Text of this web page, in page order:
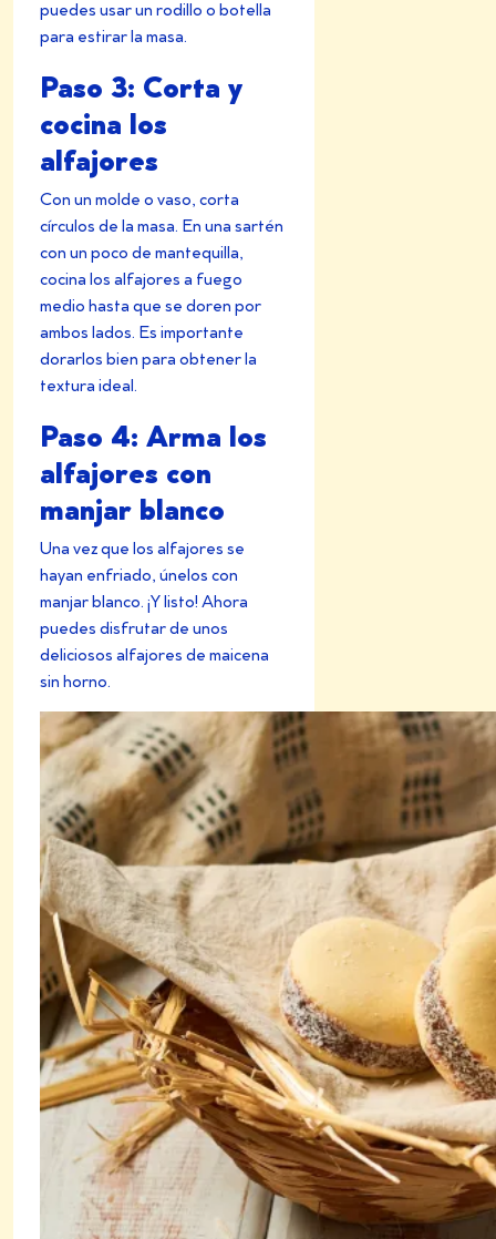
puedes usar un rodillo o botella
para estirar la masa.
Paso 3: Corta y
cocina los
alfajores
Con un molde o vaso, corta
círculos de la masa. En una sartén
con un poco de mantequilla,
cocina los alfajores a fuego
medio hasta que se doren por
ambos lados. Es importante
dorarlos bien para obtener la
textura ideal.
Paso 4: Arma los
alfajores con
manjar blanco
Una vez que los alfajores se
hayan enfriado, únelos con
manjar blanco. ¡Y listo! Ahora
puedes disfrutar de unos
deliciosos alfajores de maicena
sin horno.